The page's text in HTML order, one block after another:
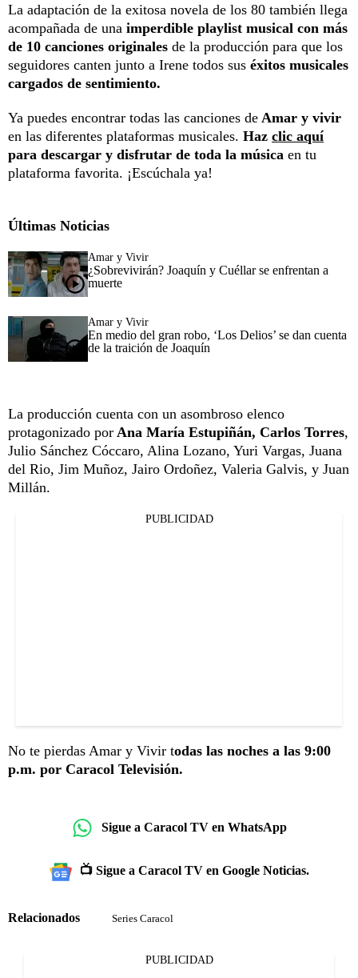
La adaptación de la exitosa novela de los 80 también llega
acompañada de una imperdible playlist musical con más
de 10 canciones originales de la producción para que los
seguidores canten junto a Irene todos sus éxitos musicales
cargados de sentimiento.
Ya puedes encontrar todas las canciones de Amar y vivir
en las diferentes plataformas musicales. Haz clic aquí
para descargar y disfrutar de toda la música en tu
plataforma favorita. ¡Escúchala ya!
Últimas Noticias
Amar y Vivir
¿Sobrevivirán? Joaquín y Cuéllar se enfrentan a
muerte
Amar y Vivir
En medio del gran robo, ‘Los Delios’ se dan cuenta
de la traición de Joaquín
La producción cuenta con un asombroso elenco
protagonizado por Ana María Estupiñán, Carlos Torres,
Julio Sánchez Cóccaro, Alina Lozano, Yuri Vargas, Juana
del Rio, Jim Muñoz, Jairo Ordoñez, Valeria Galvis, y Juan
Millán.
PUBLICIDAD
No te pierdas Amar y Vivir todas las noches a las 9:00
p.m. por Caracol Televisión.
Sigue a Caracol TV en WhatsApp
📺 Sigue a Caracol TV en Google Noticias.
Relacionados Series Caracol
PUBLICIDAD